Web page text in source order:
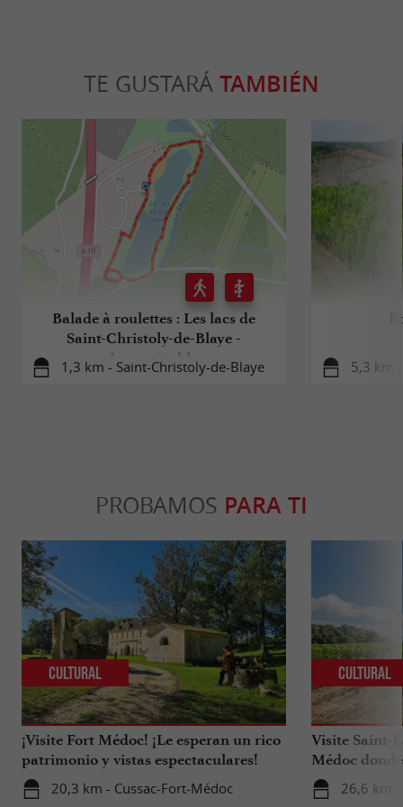
TE GUSTARÁ TAMBIÉN
Balade à roulettes : Les lacs de
Saint-Christoly-de-Blaye -
Impraticable
1,3 km - Saint-Christoly-de-Blaye 5,3 km
PROBAMOS PARA TI
¡Visite Fort Médoc! ¡Le esperan un rico
patrimonio y vistas espectaculares!
20,3 km - Cussac-Fort-Médoc
Cultural
Visite Saint-
Médoc
vinos.
26,6 km -
Cultural